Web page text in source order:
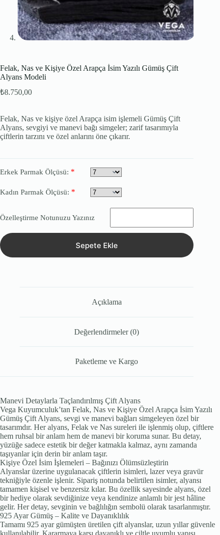
Felak, Nas ve Kişiye Özel Arapça İsim Yazılı Gümüş Çift
Alyans Modeli
₺8.750,00
Felak, Nas ve kişiye özel Arapça isim işlemeli Gümüş Çift
Alyans, sevgiyi ve manevi bağı simgeler; zarif tasarımıyla
çiftlerin tarzını ve özel anlarını öne çıkarır.
Erkek Parmak Ölçüsü: *
Kadın Parmak Ölçüsü: *
Özelleştirme Notunuzu Yazınız
Sepete Ekle
Açıklama
Değerlendirmeler (0)
Paketleme ve Kargo
Manevi Detaylarla Taçlandırılmış Çift Alyans
Vega Kuyumculuk’tan Felak, Nas ve Kişiye Özel Arapça İsim Yazılı
Gümüş Çift Alyans, sevgi ve manevi bağları simgeleyen özel bir
tasarımdır. Her alyans, Felak ve Nas sureleri ile işlenmiş olup, çiftlere
hem ruhsal bir anlam hem de manevi bir koruma sunar. Bu detay,
yüzüğe sadece estetik bir değer katmakla kalmaz, aynı zamanda
taşıyanlar için derin bir anlam taşır.
Kişiye Özel İsim İşlemeleri – Bağınızı Ölümsüzleştirin
Alyanslar üzerine uygulanacak çiftlerin isimleri, lazer veya gravür
tekniğiyle özenle işlenir. Sipariş notunda belirtilen isimler, alyansı
tamamen kişisel ve benzersiz kılar. Bu özellik sayesinde alyans, özel
bir hediye olarak sevdiğinize veya kendinize anlamlı bir jest hâline
gelir. Her detay, sevginin ve bağlılığın sembolü olarak tasarlanmıştır.
925 Ayar Gümüş – Kalite ve Dayanıklılık
Tamamı 925 ayar gümüşten üretilen çift alyanslar, uzun yıllar güvenle
kullanılabilir. Kararmaya karşı dayanıklı ve ciltle uyumlu yapısı